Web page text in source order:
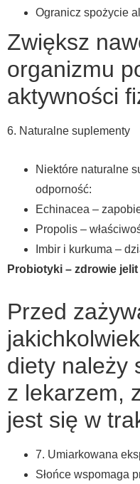
Ogranicz spożycie
Zwiększ
organizmu
aktywności
6. Naturalne suplementy
Niektóre naturalne
odporność:
Echinacea –
Propolis –
Imbir i kurkuma –
Probiotyki – zdrowie jelit
Przed
diety należy
z lekarzem,
jest się w
7. Umiarkowana
Słońce wspomaga